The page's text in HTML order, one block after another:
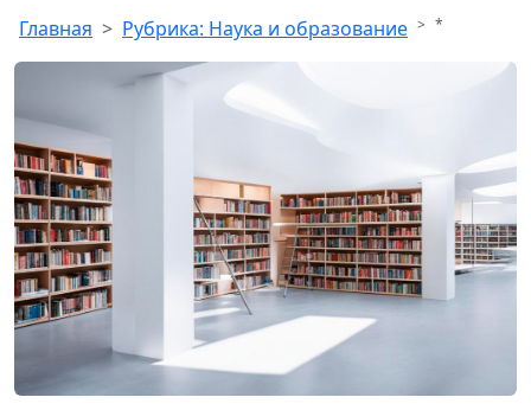
Главная Рубрика: Наука и образование *